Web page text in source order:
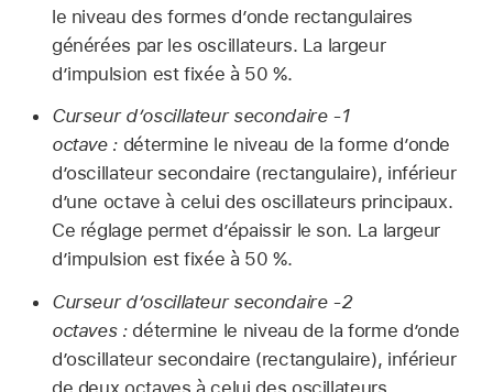
le niveau des formes d’onde rectangulaires
générées par les oscillateurs. La largeur
d’impulsion est fixée à 50 %.
Curseur d’oscillateur secondaire -1
octave : détermine le niveau de la forme d’onde
d’oscillateur secondaire (rectangulaire), inférieur
d’une octave à celui des oscillateurs principaux.
Ce réglage permet d’épaissir le son. La largeur
d’impulsion est fixée à 50 %.
Curseur d’oscillateur secondaire -2
octaves :détermine le niveau de la forme d’onde
d’oscillateur secondaire (rectangulaire), inférieur